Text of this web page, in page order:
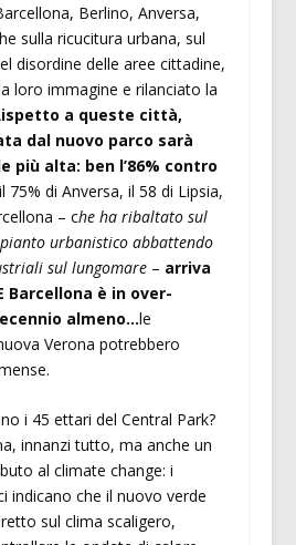
Berlino, Anversa,
sulla ricucitura urbana, sul
disordine delle aree cittadine,
loro immagine e rilanciato la
a queste città,
dal nuovo parco sarà
più alta: ben l’86% contro
il 75% di Anversa, il 58 di Lipsia,
– che ha ribaltato sul
urbanistico abbattendo
sul lungomare– arriva
Barcellona è in over-
almeno…le
Verona potrebbero
i 45 ettari del Central Park?
innanzi tutto, ma anche un
al climate change: i
indicano che il nuovo verde
sul clima scaligero,